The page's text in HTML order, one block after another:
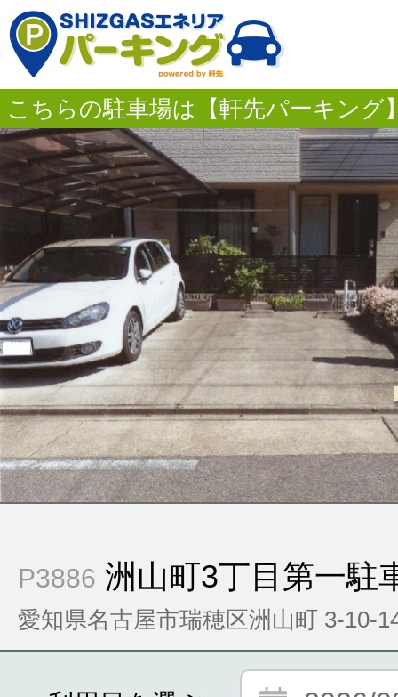
こちらの駐車場は【軒先パーキング
P3886 洲山町3丁目第一駐
愛知県名古屋市瑞穂区洲山町 3-10-